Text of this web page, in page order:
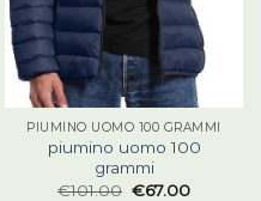
PIUMINO UOMO 100 GRAMMI
piumino uomo 100
grammi
€101.00 €67.00